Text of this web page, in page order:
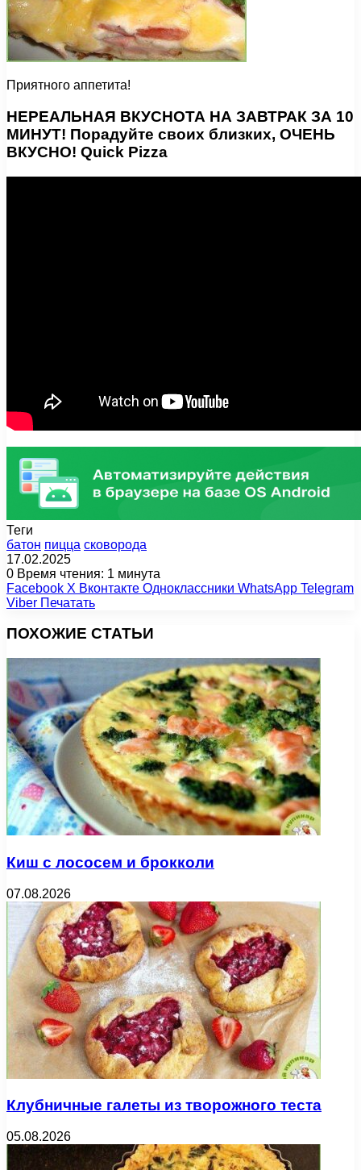
Приятного аппетита!
НЕРЕАЛЬНАЯ ВКУСНОТА НА ЗАВТРАК ЗА 10
МИНУТ! Порадуйте своих близких, ОЧЕНЬ
ВКУСНО! Quick Pizza
Теги
батон пицца сковорода
17.02.2025
0 Время чтения: 1 минута
Facebook X Вконтакте Одноклассники WhatsApp Telegram
Viber Печатать
ПОХОЖИЕ СТАТЬИ
Киш с лососем и брокколи
07.08.2026
Клубничные галеты из творожного теста
05.08.2026